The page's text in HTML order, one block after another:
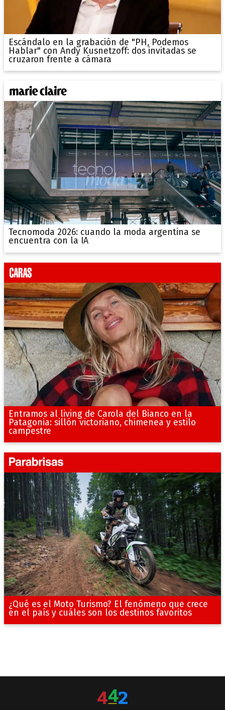
Escándalo en la grabación de "PH, Podemos
Hablar" con Andy Kusnetzoff: dos invitadas se
cruzaron frente a cámara
Tecnomoda 2026: cuando la moda argentina se
encuentra con la IA
Entramos al living de Carola del Bianco en la
Patagonia: sillón victoriano, chimenea y estilo
campestre
¿Qué es el Moto Turismo? El fenómeno que crece
en el país y cuáles son los destinos favoritos